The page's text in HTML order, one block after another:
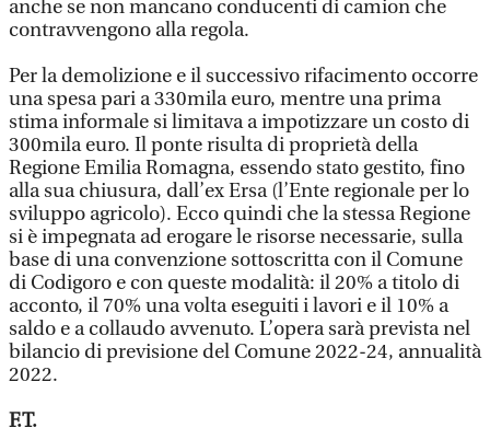
anche se non mancano conducenti di camion che
contravvengono alla regola.
Per la demolizione e il successivo rifacimento occorre
una spesa pari a 330mila euro, mentre una prima
stima informale si limitava a impotizzare un costo di
300mila euro. Il ponte risulta di proprietà della
Regione Emilia Romagna, essendo stato gestito, fino
alla sua chiusura, dall’ex Ersa (l’Ente regionale per lo
sviluppo agricolo). Ecco quindi che la stessa Regione
si è impegnata ad erogare le risorse necessarie, sulla
base di una convenzione sottoscritta con il Comune
di Codigoro e con queste modalità: il 20% a titolo di
acconto, il 70% una volta eseguiti i lavori e il 10% a
saldo e a collaudo avvenuto. L’opera sarà prevista nel
bilancio di previsione del Comune 2022-24, annualità
2022.
F.T.